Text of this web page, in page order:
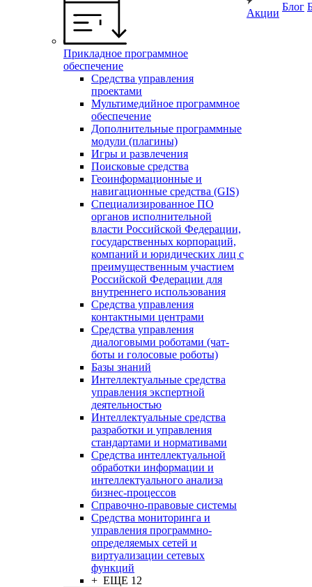
Прикладное программное
обеспечение
Средства управления
проектами
Мультимедийное программное
обеспечение
Дополнительные программные
модули (плагины)
Игры и развлечения
Поисковые средства
Геоинформационные и
навигационные средства (GIS)
Специализированное ПО
органов исполнительной
власти Российской Федерации,
государственных корпораций,
компаний и юридических лиц с
преимущественным участием
Российской Федерации для
внутреннего использования
Средства управления
контактными центрами
Средства управления
диалоговыми роботами (чат-
боты и голосовые роботы)
Базы знаний
Интеллектуальные средства
управления экспертной
деятельностью
Интеллектуальные средства
разработки и управления
стандартами и нормативами
Средства интеллектуальной
обработки информации и
интеллектуального анализа
бизнес-процессов
Справочно-правовые системы
Средства мониторинга и
управления программно-
определяемых сетей и
виртуализации сетевых
функций
+ ЕЩЕ 12
Акции
Блог